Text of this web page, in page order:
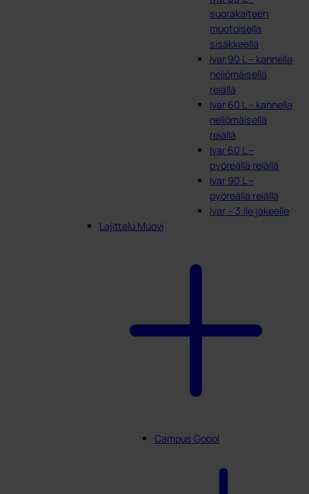
suorakaiteen
muotoisella
sisäkkeellä
Ivar 90 L – kannella
neliömäisellä
reiällä
Ivar 60 L – kannella
neliömäisellä
reiällä
Ivar 60 L –
pyöreällä reiällä
Ivar 90 L –
pyöreällä reiällä
Ivar – 3:lle jakeelle
Lajittelu Muovi
Campus Goool